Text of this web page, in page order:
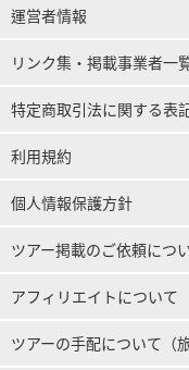
運営者情報
リンク集・掲載事業者一
特定商取引法に関する表
利用規約
個人情報保護方針
ツアー掲載のご依頼につ
アフィリエイトについて
ツアーの手配について（